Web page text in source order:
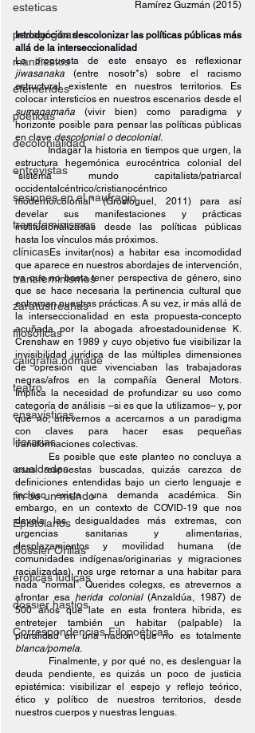
esteticas
pedagógicas
manifiestos
efemérides
poéticas
decolonialidad
entrevistas
sesiones en el naufragio
transfeminismos
clínicas
transfeminismos
zaratustreanas
filosóficas
caligrafía nómade
teatro
ensayísticas
literarias
crueldades
fin de un mundo
Epistolarios
Dossier Orillas
eróticas lúdicas
dossier hastíos
Correspondencias Filopoéticas
Ramírez Guzmán (2015)
Introducción: descolonizar las políticas públicas más
allá de la interseccionalidad
jiwasanaka (entre nosotr*s) sobre el racismo
estructural existente en nuestros territorios. Es
sumaqamaña (vivir bien) como paradigma y
horizonte posible para pensar las políticas públicas
en clave descolonial o decolonial.
Indagar la historia en tiempos que urgen, la
estructura hegemónica eurocéntrica colonial del
“sistema mundo capitalista/patriarcal
occidentalcéntrico/cristianocéntrico
moderno/colonial” (Grosfoguel, 2011) para así
develar sus manifestaciones y prácticas
institucionalizadas desde las políticas públicas
hasta los vínculos más próximos.
Es invitar(nos) a habitar esa incomodidad
que aparece en nuestros abordajes de intervención,
ya que no basta tener perspectiva de género, sino
que se hace necesaria la pertinencia cultural que
entraman nuestras prácticas. A su vez, ir más allá de
la interseccionalidad en esta propuesta-concepto
acuñada por la abogada afroestadounidense K.
Crenshaw en 1989 y cuyo objetivo fue visibilizar la
invisibilidad jurídica de las múltiples dimensiones
de opresión que vivenciaban las trabajadoras
negras/afros en la compañía General Motors.
Implica la necesidad de profundizar su uso como
categoría de análisis –si es que la utilizamos– y, por
qué no, atrevernos a acercarnos a un paradigma
con claves para hacer esas pequeñas
transformaciones colectivas.
Es posible que este planteo no concluya a
esas respuestas buscadas, quizás carezca de
definiciones entendidas bajo un cierto lenguaje e
incluso exista una demanda académica. Sin
embargo, en un contexto de COVID-19 que nos
devela las desigualdades más extremas, con
urgencias sanitarias y alimentarias,
desplazamientos y movilidad humana (de
comunidades indígenas/originarias y migraciones
racializadas), nos urge retornar a una habitar para
nada “normal”. Querides colegxs, es atrevernos a
afrontar esa herida colonial (Anzaldúa, 1987) de
500 años que late en esta frontera hibrida, es
entretejer también un habitar (palpable) la
blanca/pomela.
Finalmente, y por qué no, es deslenguar la
deuda pendiente, es quizás un poco de justicia
epistémica: visibilizar el espejo y reflejo teórico,
ético y político de nuestros territorios, desde
nuestros cuerpos y nuestras lenguas.